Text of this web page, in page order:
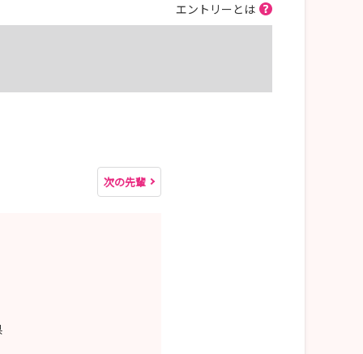
エントリーとは
次の先輩